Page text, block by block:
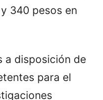
340 pesos en
a disposición de
para el